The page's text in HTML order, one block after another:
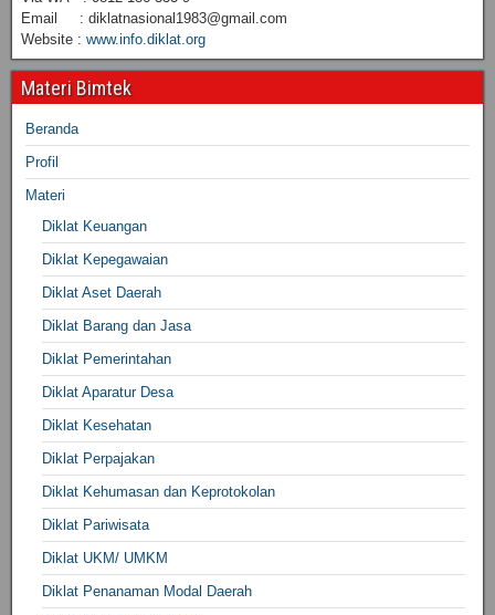
Email : diklatnasional1983@gmail.com
Website : www.info.diklat.org
Materi Bimtek
Beranda
Profil
Materi
Diklat Keuangan
Diklat Kepegawaian
Diklat Aset Daerah
Diklat Barang dan Jasa
Diklat Pemerintahan
Diklat Aparatur Desa
Diklat Kesehatan
Diklat Perpajakan
Diklat Kehumasan dan Keprotokolan
Diklat Pariwisata
Diklat UKM/ UMKM
Diklat Penanaman Modal Daerah